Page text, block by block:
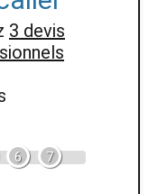
3 devis
6 7